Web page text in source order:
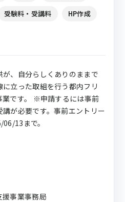
受験料・受講料
HP作成
、自分らしくありのままで
立った取組を行う都内フリ
業です。 ※申請するには事前
が必要です。事前エントリー
13まで。
事業事務局